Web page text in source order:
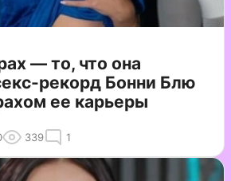
— то, что она
рекорд Бонни Блю
ее карьеры
339 1